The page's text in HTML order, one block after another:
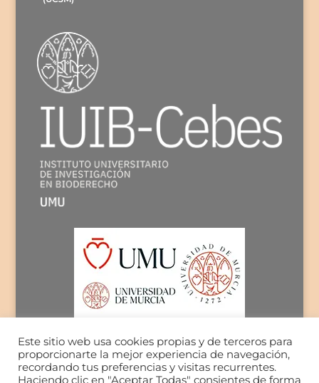
Este sitio web usa cookies propias y de terceros para
proporcionarte la mejor experiencia de navegación,
recordando tus preferencias y visitas recurrentes.
Haciendo clic en "Aceptar Todas" consientes de forma